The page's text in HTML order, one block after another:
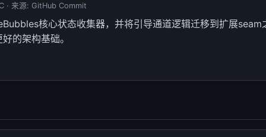
来源: GitHub Commit
核心状态收集器，并将引导通道逻辑迁移到扩展seam
的架构基础。